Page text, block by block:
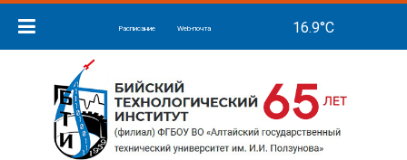
Расписание Web-почта